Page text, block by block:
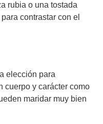
rubia o una tostada
contrastar con el
elección para
cuerpo y carácter como
maridar muy bien